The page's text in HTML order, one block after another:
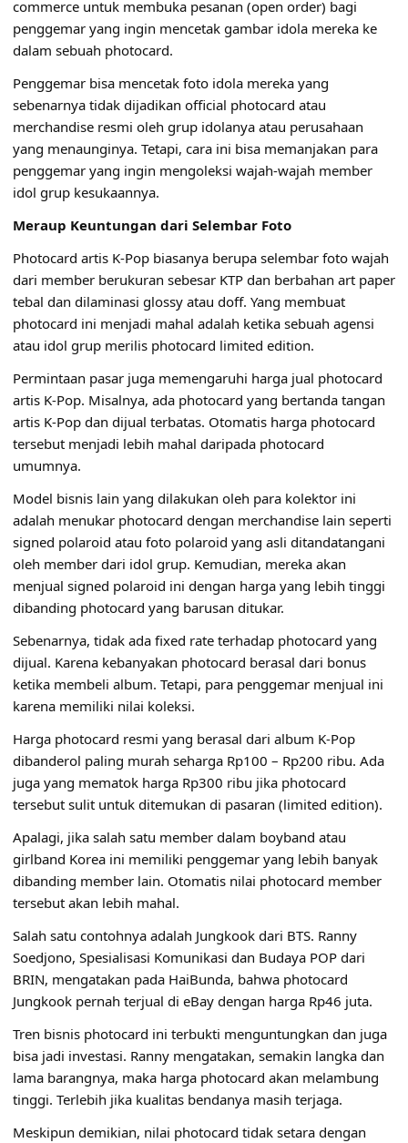
commerce untuk membuka pesanan (open order) bagi
penggemar yang ingin mencetak gambar idola mereka ke
dalam sebuah photocard.
Penggemar bisa mencetak foto idola mereka yang
sebenarnya tidak dijadikan official photocard atau
merchandise resmi oleh grup idolanya atau perusahaan
yang menaunginya. Tetapi, cara ini bisa memanjakan para
penggemar yang ingin mengoleksi wajah-wajah member
idol grup kesukaannya.
Meraup Keuntungan dari Selembar Foto
Photocard artis K-Pop biasanya berupa selembar foto wajah
dari member berukuran sebesar KTP dan berbahan art paper
tebal dan dilaminasi glossy atau doff. Yang membuat
photocard ini menjadi mahal adalah ketika sebuah agensi
atau idol grup merilis photocard limited edition.
Permintaan pasar juga memengaruhi harga jual photocard
artis K-Pop. Misalnya, ada photocard yang bertanda tangan
artis K-Pop dan dijual terbatas. Otomatis harga photocard
tersebut menjadi lebih mahal daripada photocard
umumnya.
Model bisnis lain yang dilakukan oleh para kolektor ini
adalah menukar photocard dengan merchandise lain seperti
signed polaroid atau foto polaroid yang asli ditandatangani
oleh member dari idol grup. Kemudian, mereka akan
menjual signed polaroid ini dengan harga yang lebih tinggi
dibanding photocard yang barusan ditukar.
Sebenarnya, tidak ada fixed rate terhadap photocard yang
dijual. Karena kebanyakan photocard berasal dari bonus
ketika membeli album. Tetapi, para penggemar menjual ini
karena memiliki nilai koleksi.
Harga photocard resmi yang berasal dari album K-Pop
dibanderol paling murah seharga Rp100 – Rp200 ribu. Ada
juga yang mematok harga Rp300 ribu jika photocard
tersebut sulit untuk ditemukan di pasaran (limited edition).
Apalagi, jika salah satu member dalam boyband atau
girlband Korea ini memiliki penggemar yang lebih banyak
dibanding member lain. Otomatis nilai photocard member
tersebut akan lebih mahal.
Salah satu contohnya adalah Jungkook dari BTS. Ranny
Soedjono, Spesialisasi Komunikasi dan Budaya POP dari
BRIN, mengatakan pada HaiBunda, bahwa photocard
Jungkook pernah terjual di eBay dengan harga Rp46 juta.
Tren bisnis photocard ini terbukti menguntungkan dan juga
bisa jadi investasi. Ranny mengatakan, semakin langka dan
lama barangnya, maka harga photocard akan melambung
tinggi. Terlebih jika kualitas bendanya masih terjaga.
Meskipun demikian, nilai photocard tidak setara dengan